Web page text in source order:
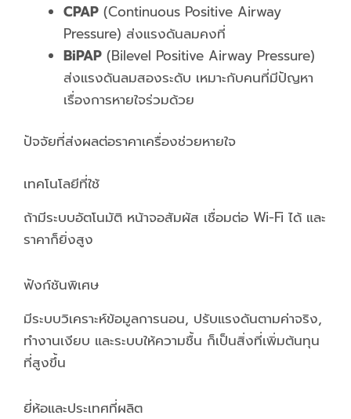
CPAP (Continuous Positive Airway
Pressure) ส่งแรงดันลมคงที่
BiPAP (Bilevel Positive Airway Pressure)
ส่งแรงดันลมสองระดับ เหมาะกับคนที่มีปัญหา
เรื่องการหายใจร่วมด้วย
ปัจจัยที่ส่งผลต่อราคาเครื่องช่วยหายใจ
เทคโนโลยีที่ใช้
ถ้ามีระบบอัตโนมัติ หน้าจอสัมผัส เชื่อมต่อ Wi-Fi ได้ และ
ราคาก็ยิ่งสูง
ฟังก์ชันพิเศษ
มีระบบวิเคราะห์ข้อมูลการนอน, ปรับแรงดันตามค่าจริง,
ทำงานเงียบ และระบบให้ความชื้น ก็เป็นสิ่งที่เพิ่มต้นทุน
ที่สูงขึ้น
ยี่ห้อและประเทศที่ผลิต